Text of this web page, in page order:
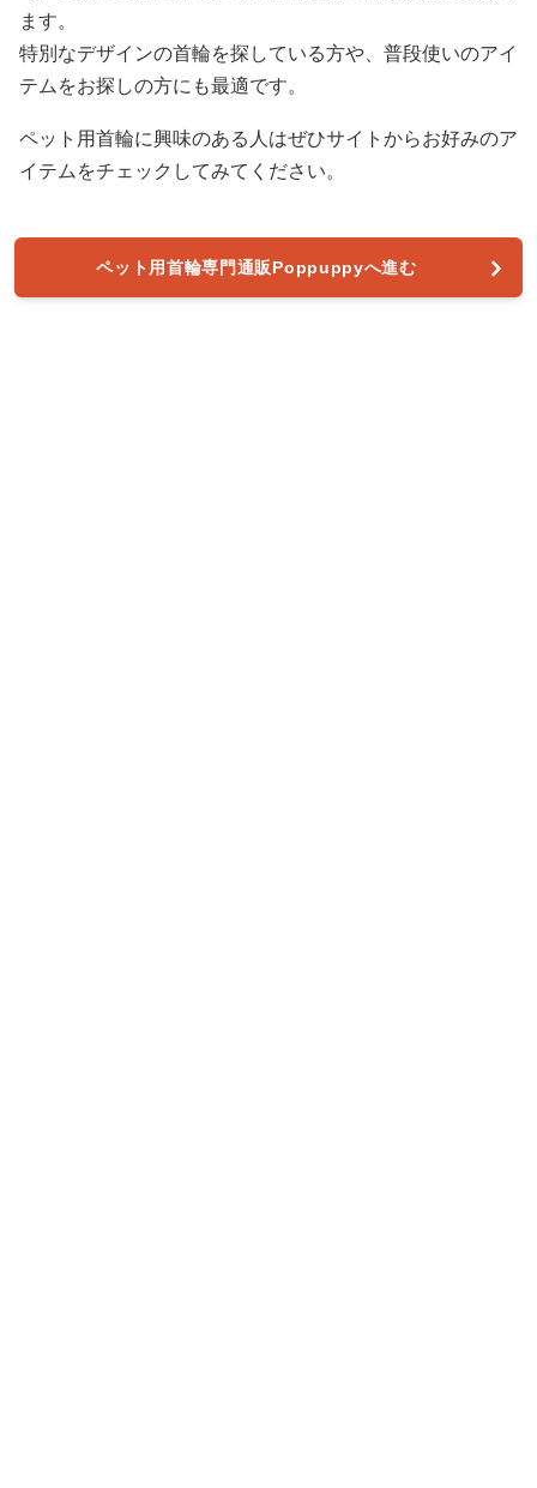
ます。
特別なデザインの首輪を探している方や、普段使いのアイ
テムをお探しの方にも最適です。
ペット用首輪に興味のある人はぜひサイトからお好みのア
イテムをチェックしてみてください。
ペット用首輪専門通販Poppuppyへ進む